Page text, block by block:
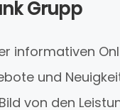
Grupp
informativen
und
von den